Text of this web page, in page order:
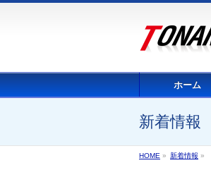
ホーム
新着情報
HOME » 新着情報 »